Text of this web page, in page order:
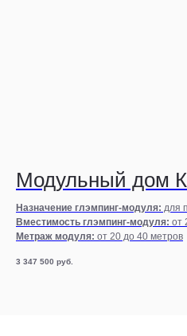
Модульный дом
Назначение глэмпинг-модуля: для
Вместимость глэмпинг-модуля: от
Метраж модуля: от 20 до 40 метров
3 347 500 руб.